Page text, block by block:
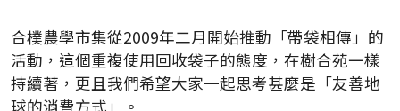
合樸農學市集從2009年二月開始推動「帶袋相傳」的
活動，這個重複使用回收袋子的態度，在樹合苑一樣
持續著，更且我們希望大家一起思考甚麼是「友善地
球的消費方式」。